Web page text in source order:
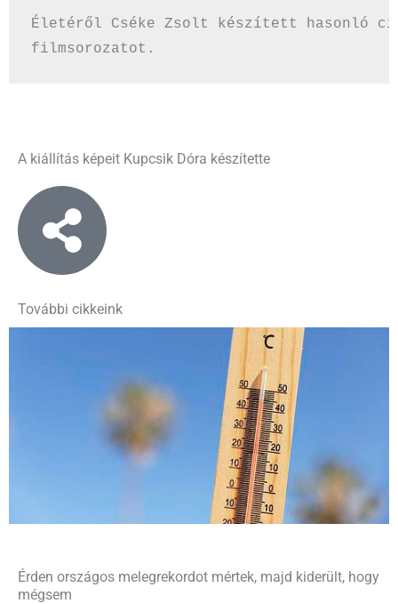
Életéről Cséke Zsolt készített hasonló
filmsorozatot.
A kiállítás képeit Kupcsik Dóra készítette
További cikkeink
Érden országos melegrekordot mértek, majd kiderült, hogy
mégsem